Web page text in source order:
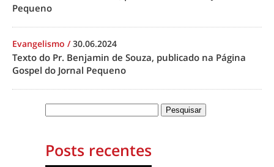
Pequeno
Evangelismo /30.06.2024
Texto do Pr. Benjamin de Souza, publicado na Página
Gospel do Jornal Pequeno
Posts recentes